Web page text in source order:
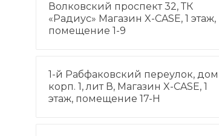
Волковский проспект 32, ТК
«Радиус» Магазин X-CASE, 1 этаж,
помещение 1-9
1-й Рабфаковский переулок, дом
корп. 1, лит В, Магазин X-CASE, 1
этаж, помещение 17-Н